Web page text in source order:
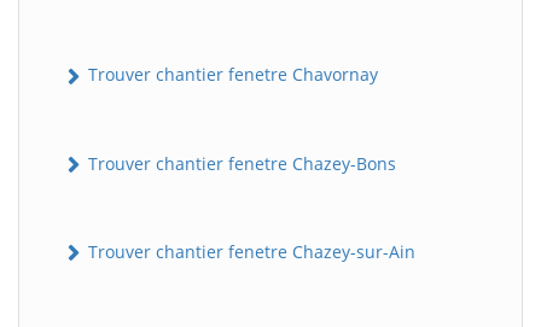
Trouver chantier fenetre Chavornay
Trouver chantier fenetre Chazey-Bons
Trouver chantier fenetre Chazey-sur-Ain